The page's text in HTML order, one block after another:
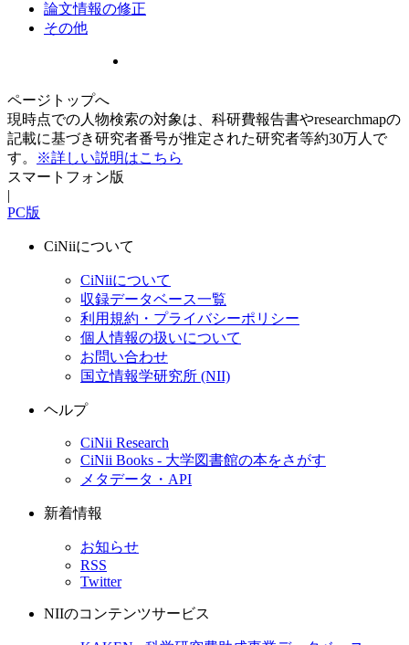
論文情報の修正
その他
ページトップへ
現時点での人物検索の対象は、科研費報告書やresearchmapの
記載に基づき研究者番号が推定された研究者等約30万人で
す。
※詳しい説明はこちら
スマートフォン版
|
PC版
CiNiiについて
CiNiiについて
収録データベース一覧
利用規約・プライバシーポリシー
個人情報の扱いについて
お問い合わせ
国立情報学研究所 (NII)
ヘルプ
CiNii Research
CiNii Books - 大学図書館の本をさがす
メタデータ・API
新着情報
お知らせ
RSS
Twitter
NIIのコンテンツサービス